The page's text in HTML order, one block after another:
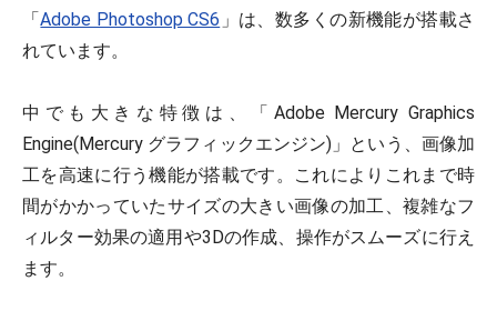
「Adobe Photoshop CS6 」は、数多くの新機能が搭載さ
れています。
中でも大きな特徴は、「Adobe Mercury Graphics
Engine(Mercury グラフィックエンジン)」という、画像加
工を高速に行う機能が搭載です。これによりこれまで時
間がかかっていたサイズの大きい画像の加工、複雑なフ
ィルター効果の適用や3Dの作成、操作がスムーズに行え
ます。